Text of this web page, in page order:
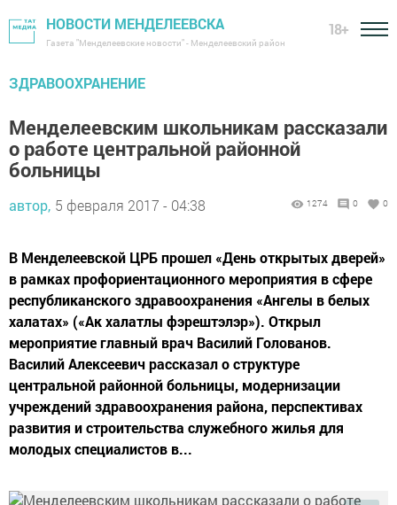
НОВОСТИ МЕНДЕЛЕЕВСКА
Газета "Менделеевские новости" - Менделеевский район
18+
ЗДРАВООХРАНЕНИЕ
Менделеевским школьникам рассказали
о работе центральной районной
больницы
автор, 5 февраля 2017 - 04:38 1274 0 0
В Менделеевской ЦРБ прошел «День открытых дверей»
в рамках профориентационного мероприятия в сфере
республиканского здравоохранения «Ангелы в белых
халатах» («Ак халатлы фэрештэлэр»). Открыл
мероприятие главный врач Василий Голованов.
Василий Алексеевич рассказал о структуре
центральной районной больницы, модернизации
учреждений здравоохранения района, перспективах
развития и строительства служебного жилья для
молодых специалистов в...